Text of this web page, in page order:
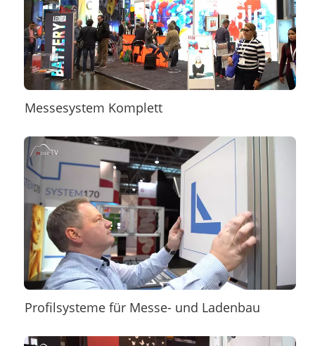
Messesystem Komplett
Profilsysteme für Messe- und Ladenbau